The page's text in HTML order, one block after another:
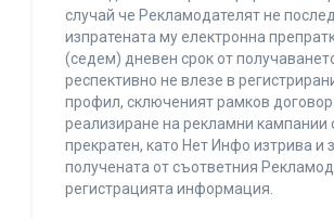
случай че Рекламодателят не
изпратената му електронна
(седем) дневен срок от
респективно не влезе в
профил, сключеният рамков договор
реализиране на рекламни кампании
прекратен, като Нет Инфо изтрива и
получената от съответния
регистрацията информация.